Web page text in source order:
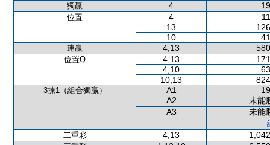
獨贏
4
位置 4
13
10
連贏 4,13
位置Q 4,13
4,10
10,13
3揀1（組合獨贏） A1
A2
未能
A3
未能
二重彩
4,13